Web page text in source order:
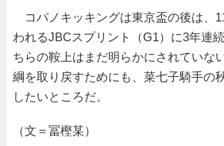
コパノキッキングは東京盃の後は、
われるJBCスプリント（G1）に3年連
ちらの鞍上はまだ明らかにされていな
綱を取り戻すためにも、菜七子騎手の
したいところだ。
（文＝冨樫某）